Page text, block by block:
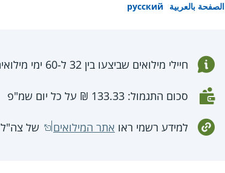
الصفحة بالعربية
русский
חיילי מילואים שביצעו בין 32 ל-60 ימי מילואים בשנה החולפת זכאים לתגמול מיוחד
סכום התגמול: 133.33 ₪ על כל יום שמ"פ
למידע רשמי ראו אתר המילואים של צה"ל